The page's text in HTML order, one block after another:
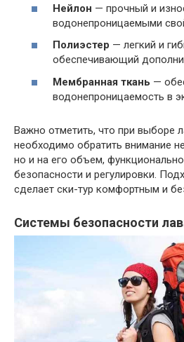
Нейлон — прочный и
водонепроницаемыми
Полиэстер — легкий и
обеспечивающий
Мембранная ткань —
водонепроницаемость в
Важно отметить, что при выборе
необходимо обратить внимание
но и на его объем,
безопасности и регулировки.
сделает ски-тур комфортным и
Системы безопасности